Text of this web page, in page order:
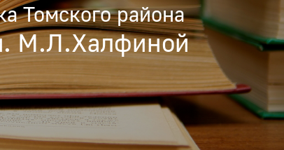
Томского района
М.Л.Халфиной